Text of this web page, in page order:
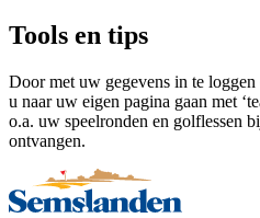
Tools en tips
Door met uw gegevens in te
u naar uw eigen pagina gaan met
o.a. uw speelronden en golflessen
ontvangen.